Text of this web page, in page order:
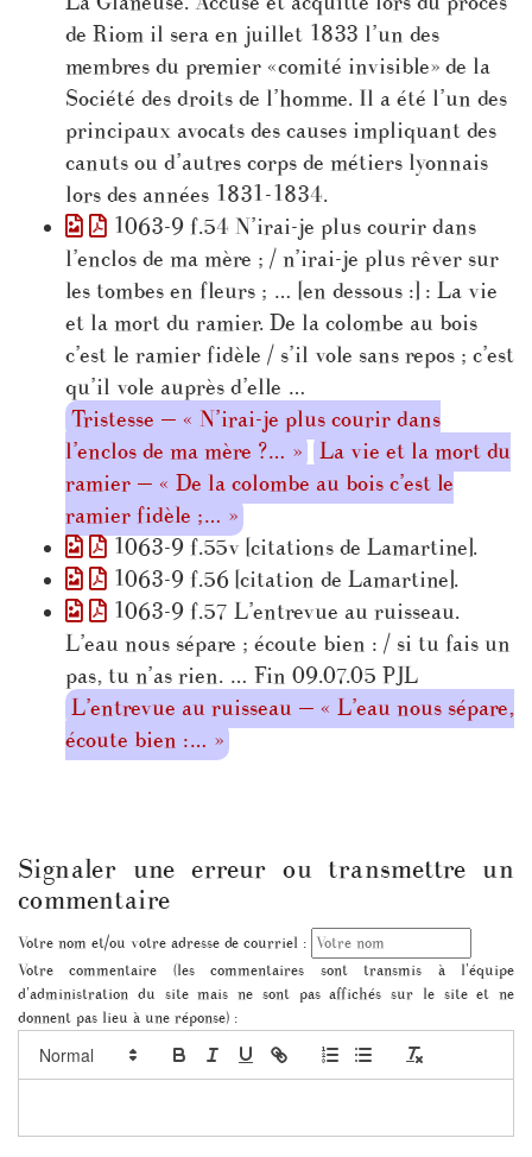
de Riom il sera en juillet 1833 l’un des
membres du premier «comité invisible» de la
Société des droits de l’homme. Il a été l’un des
principaux avocats des causes impliquant des
canuts ou d’autres corps de métiers lyonnais
lors des années 1831-1834.
1063-9 f.54 N’irai-je plus courir dans
l’enclos de ma mère ; / n’irai-je plus rêver sur
les tombes en fleurs ; … [en dessous :] : La vie
et la mort du ramier. De la colombe au bois
c’est le ramier fidèle / s’il vole sans repos ; c’est
qu’il vole auprès d’elle …
Tristesse — « N’irai-je plus courir dans
l’enclos de ma mère ?… »
La vie et la mort du
ramier — « De la colombe au bois c’est le
ramier fidèle ;… »
1063-9 f.55v [citations de Lamartine].
1063-9 f.56 [citation de Lamartine].
1063-9 f.57 L’entrevue au ruisseau.
L’eau nous sépare ; écoute bien : / si tu fais un
pas, tu n’as rien. … Fin 09.07.05 PJL
L’entrevue au ruisseau — « L’eau nous sépare,
écoute bien :… »
Signaler une erreur ou transmettre un
commentaire
Votre nom et/ou votre adresse de courriel :
Votre commentaire (les commentaires sont transmis à l'équipe
d'administration du site mais ne sont pas affichés sur le site et ne
donnent pas lieu à une réponse) :